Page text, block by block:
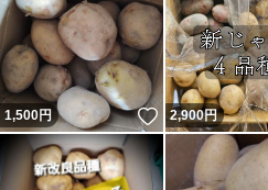
1,500円 いいね！
2,900円